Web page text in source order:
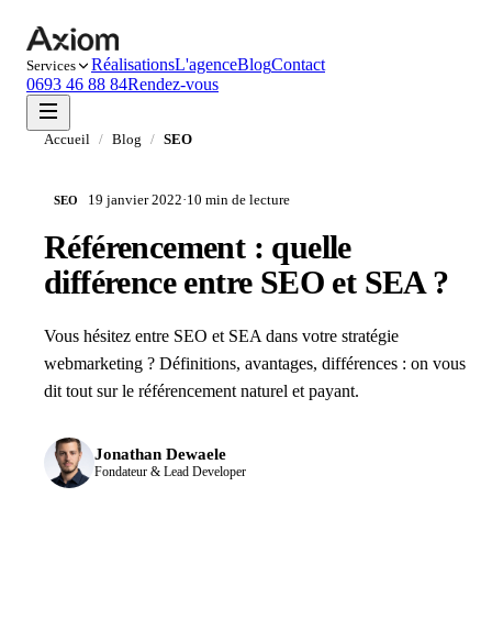
Services RéalisationsL'agenceBlogContact
0693 46 88 84Rendez-vous
Accueil / Blog / SEO
SEO 19 janvier 2022·10 min de lecture
Référencement : quelle
différence entre SEO et SEA ?
Vous hésitez entre SEO et SEA dans votre stratégie
webmarketing ? Définitions, avantages, différences : on vous
dit tout sur le référencement naturel et payant.
Jonathan Dewaele
Fondateur & Lead Developer